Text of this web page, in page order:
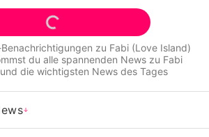
Jobs
App runterladen
Team
Impressum
zu Fabi (Love Island)
du alle spannenden News zu Fabi
und die wichtigsten News des Tages